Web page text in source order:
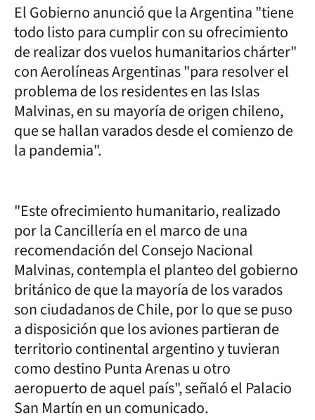
El Gobierno anunció que la Argentina "tiene
todo listo para cumplir con su ofrecimiento
de realizar dos vuelos humanitarios chárter"
con Aerolíneas Argentinas "para resolver el
problema de los residentes en las Islas
Malvinas, en su mayoría de origen chileno,
que se hallan varados desde el comienzo de
la pandemia".
"Este ofrecimiento humanitario, realizado
por la Cancillería en el marco de una
recomendación del Consejo Nacional
Malvinas, contempla el planteo del gobierno
británico de que la mayoría de los varados
son ciudadanos de Chile, por lo que se puso
a disposición que los aviones partieran de
territorio continental argentino y tuvieran
como destino Punta Arenas u otro
aeropuerto de aquel país", señaló el Palacio
San Martín en un comunicado.